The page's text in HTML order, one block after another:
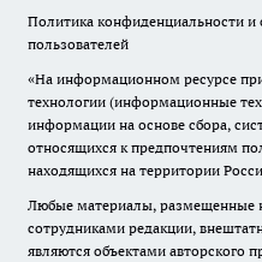
Политика конфиденциальности
пользователей
«На информационном ресурсе
технологии (информационные
информации на основе сбора,
относящихся к предпочтениям
находящихся на территории
Любые материалы, размещенные
сотрудниками редакции,
являются объектами авторского